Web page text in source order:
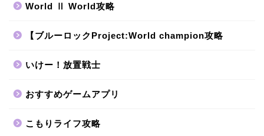
World Ⅱ World攻略
【ブルーロックProject:World champion攻略
いけー！放置戦士
おすすめゲームアプリ
こもりライフ攻略